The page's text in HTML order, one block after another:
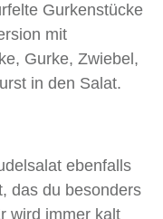
Gurkenstücke
mit
Gurke, Zwiebel,
in den Salat.
ebenfalls
das du besonders
wird immer kalt